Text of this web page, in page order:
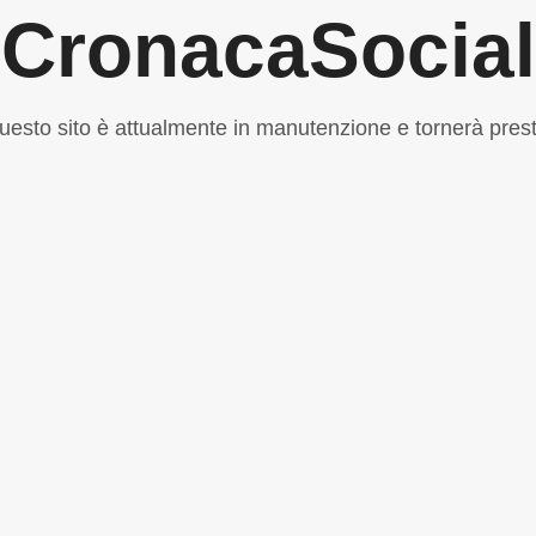
CronacaSocial
sito è attualmente in manutenzione e tornerà